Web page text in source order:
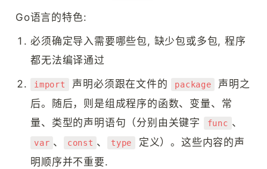
Go语言的特色:
必须确定导入需要哪些包, 缺少包或多包, 程序
都无法编译通过
import 声明必须跟在文件的 package
声明之
后。随后，则是组成程序的函数、变量、常
量、类型的声明语句（分别由关键字
func 、
var 、 const 、 type
定义）。这些内容的声
明顺序并不重要.